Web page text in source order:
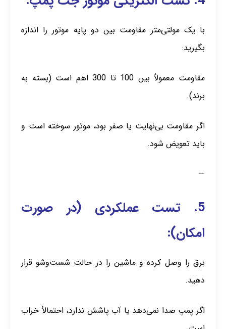
با یک مولتی‌متر مقاومت بین دو پایه موتور را اندازه
بگیرید:
مقاومت معمولاً بین 100 تا 300 اهم است (بسته به
برند).
اگر مقاومت بی‌نهایت یا صفر بود، موتور سوخته است و
باید تعویض شود.
—
5. تست عملکردی (در صورت
امکان):
برق را وصل کرده و ماشین را در حالت شست‌وشو قرار
دهید.
اگر پمپ صدا نمی‌دهد یا آب پاشش ندارد، احتمالاً خراب